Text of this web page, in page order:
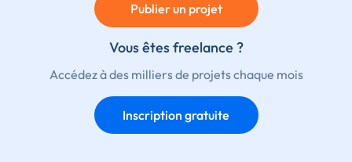
Publier un projet
Vous êtes freelance ?
Accédez à des milliers de projets chaque mois
Inscription gratuite